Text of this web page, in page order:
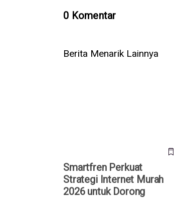
0 Komentar
Berita Menarik Lainnya
Smartfren Perkuat
Strategi Internet Murah
2026 untuk Dorong